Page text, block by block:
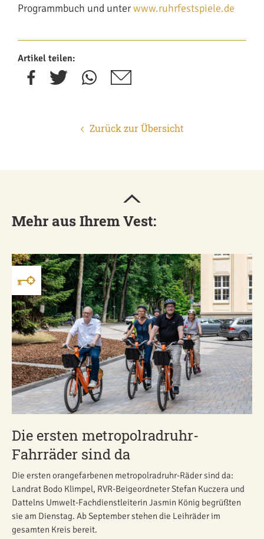
Programmbuch und unterwww.ruhrfestspiele.de
Artikel teilen:
Zurück zur Übersicht
Mehr aus Ihrem Vest:
Die ersten metropolradruhr-
Fahrräder sind da
Die ersten orangefarbenen metropolradruhr-Räder sind da:
Landrat Bodo Klimpel, RVR-Beigeordneter Stefan Kuczera und
Dattelns Umwelt-Fachdienstleiterin Jasmin König begrüßten
sie am Dienstag. Ab September stehen die Leihräder im
gesamten Kreis bereit.